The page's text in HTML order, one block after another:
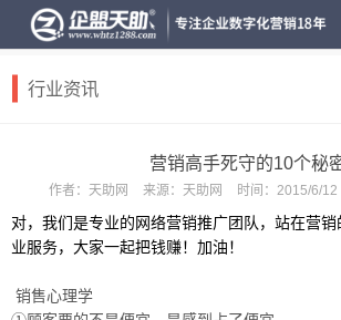
行业资讯
营销高手死守的10个秘
作者： 天助网 来源： 天助网 时间： 2015/6/12
对，我们是专业的网络营销推广团队，站在营
业服务，大家一起把钱赚！加油！
销售心理学